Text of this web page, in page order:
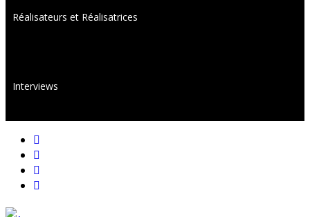
Réalisateurs et Réalisatrices
Interviews